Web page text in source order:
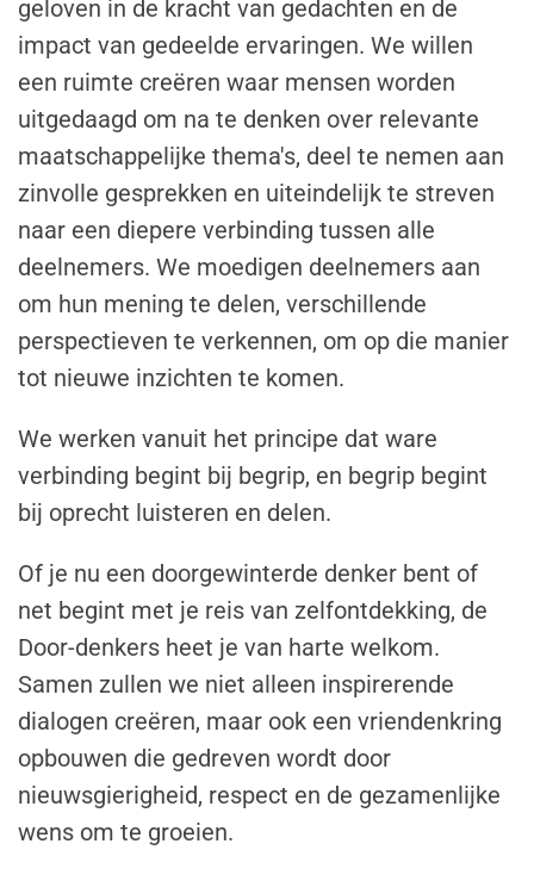
geloven in de kracht van gedachten en de
impact van gedeelde ervaringen. We willen
een ruimte creëren waar mensen worden
uitgedaagd om na te denken over relevante
maatschappelijke thema's, deel te nemen aan
zinvolle gesprekken en uiteindelijk te streven
naar een diepere verbinding tussen alle
deelnemers. We moedigen deelnemers aan
om hun mening te delen, verschillende
perspectieven te verkennen, om op die manier
tot nieuwe inzichten te komen.
We werken vanuit het principe dat ware
verbinding begint bij begrip, en begrip begint
bij oprecht luisteren en delen.
Of je nu een doorgewinterde denker bent of
net begint met je reis van zelfontdekking, de
Door-denkers heet je van harte welkom.
Samen zullen we niet alleen inspirerende
dialogen creëren, maar ook een vriendenkring
opbouwen die gedreven wordt door
nieuwsgierigheid, respect en de gezamenlijke
wens om te groeien.